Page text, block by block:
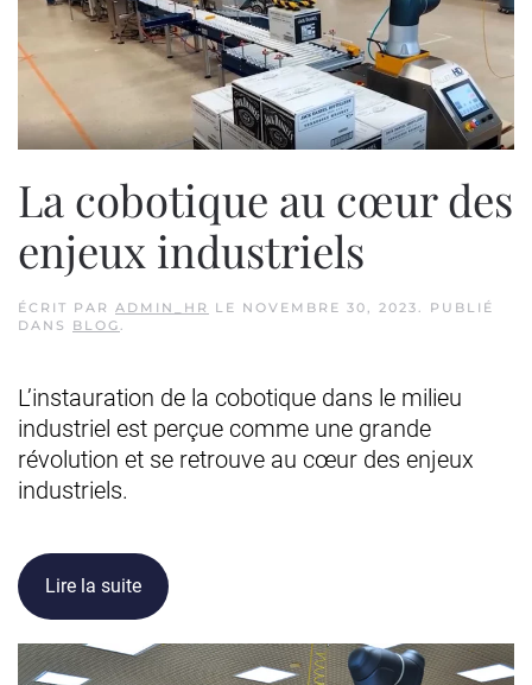
La cobotique au cœur des
enjeux industriels
ÉCRIT PAR ADMIN_HR LE NOVEMBRE 30, 2023
. PUBLIÉ
DANS BLOG
L’instauration de la cobotique dans le milieu
industriel est perçue comme une grande
révolution et se retrouve au cœur des enjeux
industriels.
Lire la suite